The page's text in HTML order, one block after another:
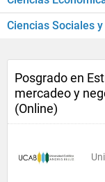
Ciencias Sociales
Posgrado en
mercadeo y
(Online)